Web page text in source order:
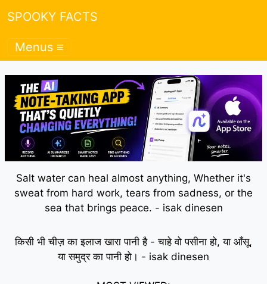
SPOOKY FACTS
Menus ≡
Salt water can heal almost anything, Whether it's
sweat from hard work, tears from sadness, or the
sea that brings peace. - isak dinesen
किसी भी चीज़ का इलाज खारा पानी है - चाहे वो पसीना हो, या आँसू,
या समुद्र का पानी हो। - isak dinesen